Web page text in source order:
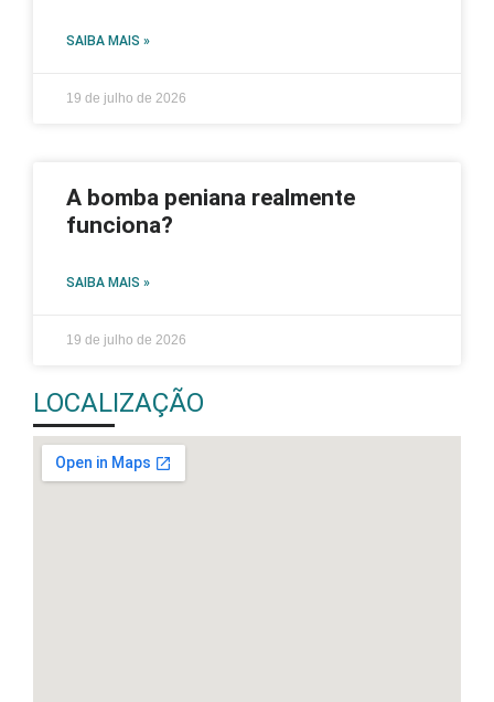
SAIBA MAIS »
19 de julho de 2026
A bomba peniana realmente
funciona?
SAIBA MAIS »
19 de julho de 2026
LOCALIZAÇÃO